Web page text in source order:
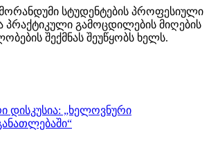
სტუდენტების პროფესიული
პრაქტიკული გამოცდილების მიღების
შექმნას შეუწყობს ხელს.